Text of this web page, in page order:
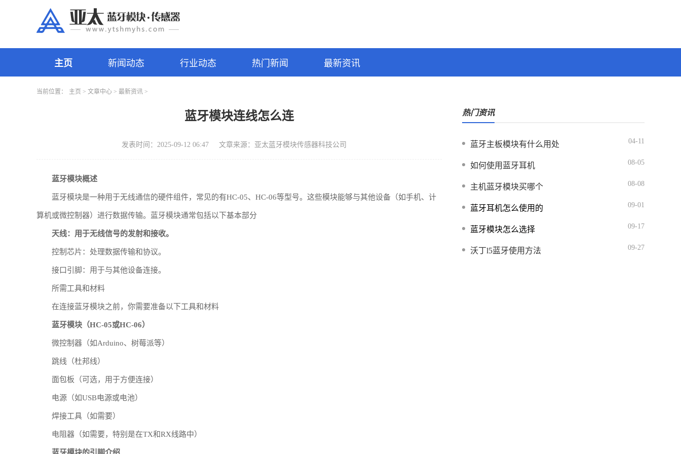
主页 新闻动态 行业动态 热门新闻 最新资讯
当前位置： 主页 > 文章中心 > 最新资讯 >
蓝牙模块连线怎么连
发表时间：2025-09-12 06:47 文章来源：亚太蓝牙模块传感器科技公司
蓝牙模块概述
蓝牙模块是一种用于无线通信的硬件组件，常见的有HC-05、HC-06等型号。这些模块能够与其他设备（如手机、计
算机或微控制器）进行数据传输。蓝牙模块通常包括以下基本部分
天线：用于无线信号的发射和接收。
控制芯片：处理数据传输和协议。
接口引脚：用于与其他设备连接。
所需工具和材料
在连接蓝牙模块之前，你需要准备以下工具和材料
蓝牙模块（HC-05或HC-06）
微控制器（如Arduino、树莓派等）
跳线（杜邦线）
面包板（可选，用于方便连接）
电源（如USB电源或电池）
焊接工具（如需要）
电阻器（如需要，特别是在TX和RX线路中）
热门资讯
蓝牙主板模块有什么用处 04-11
如何使用蓝牙耳机 08-05
主机蓝牙模块买哪个 08-08
蓝牙耳机怎么使用的 09-01
蓝牙模块怎么选择 09-17
沃丁l5蓝牙使用方法 09-27